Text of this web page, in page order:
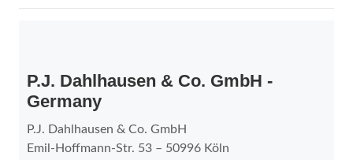
P.J. Dahlhausen & Co. GmbH -
Germany
P.J. Dahlhausen & Co. GmbH
Emil-Hoffmann-Str. 53 – 50996 Köln